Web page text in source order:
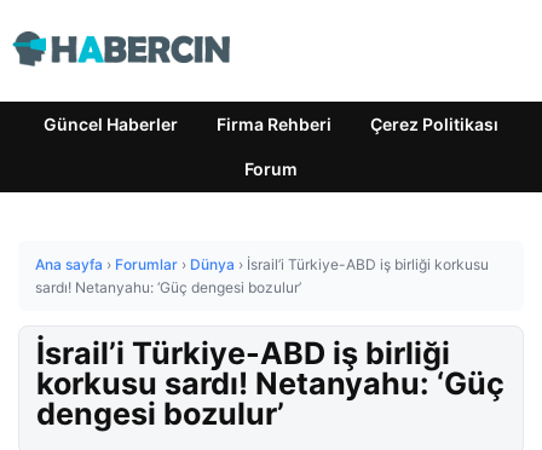
Güncel Haberler Firma Rehberi Çerez Politikası
Forum
Ana sayfa › Forumlar › Dünya › İsrail’i Türkiye-ABD iş birliği korkusu
sardı! Netanyahu: ‘Güç dengesi bozulur’
İsrail’i Türkiye-ABD iş birliği
korkusu sardı! Netanyahu: ‘Güç
dengesi bozulur’